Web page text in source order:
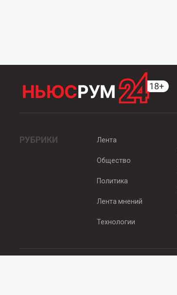
РУБРИКИ Лента
Общество
Политика
Лента мнений
Технологии